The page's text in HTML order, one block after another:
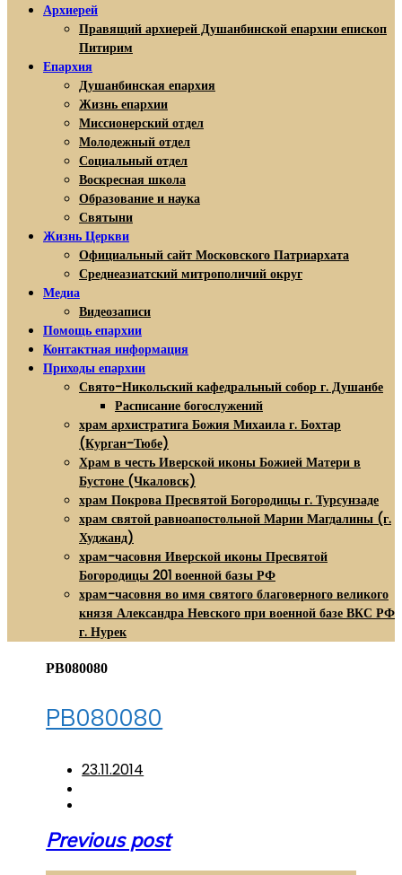
Архиерей
Правящий архиерей Душанбинской епархии епископ
Питирим
Епархия
Душанбинская епархия
Жизнь епархии
Миссионерский отдел
Молодежный отдел
Социальный отдел
Воскресная школа
Образование и наука
Святыни
Жизнь Церкви
Официальный сайт Московского Патриархата
Среднеазиатский митрополичий округ
Медиа
Видеозаписи
Помощь епархии
Контактная информация
Приходы епархии
Свято-Никольский кафедральный собор г. Душанбе
Расписание богослужений
храм архистратига Божия Михаила г. Бохтар
(Курган-Тюбе)
Храм в честь Иверской иконы Божией Матери в
Бустоне (Чкаловск)
храм Покрова Пресвятой Богородицы г. Турсунзаде
храм святой равноапостольной Марии Магдалины (г.
Худжанд)
храм-часовня Иверской иконы Пресвятой
Богородицы 201 военной базы РФ
храм-часовня во имя святого благоверного великого
князя Александра Невского при военной базе ВКС РФ
г. Нурек
PB080080
PB080080
23.11.2014
Навигация
Previous post